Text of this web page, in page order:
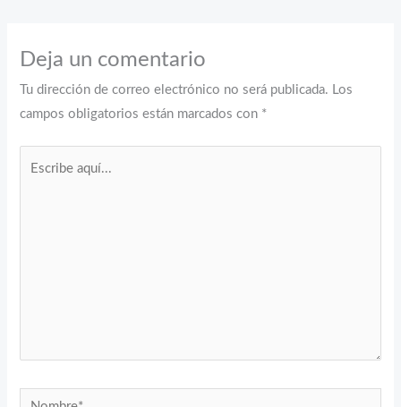
Deja un comentario
Tu dirección de correo electrónico no será publicada. Los
campos obligatorios están marcados con *
Nombre*